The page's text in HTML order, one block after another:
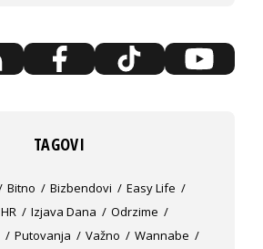
TAGOVI
Bitno Bizbendovi
Easy Life
HR Izjava Dana
Odrzime
Putovanja Važno
Wannabe